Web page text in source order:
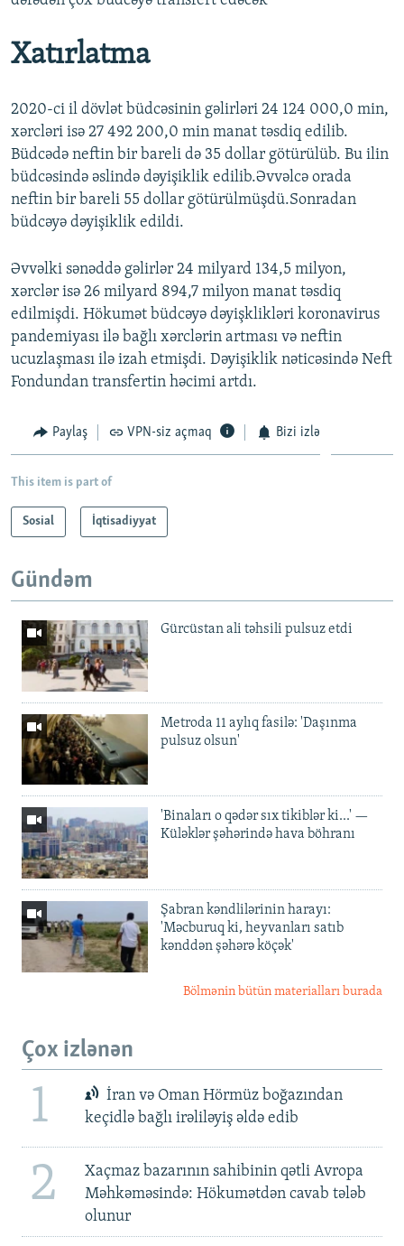
Xatırlatma
2020-ci il dövlət büdcəsinin gəlirləri 24 124 000,0 min,
xərcləri isə 27 492 200,0 min manat təsdiq edilib.
Büdcədə neftin bir bareli də 35 dollar götürülüb. Bu ilin
büdcəsində əslində dəyişiklik edilib.Əvvəlcə orada
neftin bir bareli 55 dollar götürülmüşdü.Sonradan
büdcəyə dəyişiklik edildi.
Əvvəlki sənəddə gəlirlər 24 milyard 134,5 milyon,
xərclər isə 26 milyard 894,7 milyon manat təsdiq
edilmişdi. Hökumət büdcəyə dəyişklikləri koronavirus
pandemiyası ilə bağlı xərclərin artması və neftin
ucuzlaşması ilə izah etmişdi. Dəyişiklik nəticəsində Neft
Fondundan transfertin həcimi artdı.
Paylaş VPN-siz açmaq Bizi izlə
This item is part of
Sosial İqtisadiyyat
Gündəm
Gürcüstan ali təhsili pulsuz etdi
Metroda 11 aylıq fasilə: 'Daşınma
pulsuz olsun'
'Binaları o qədər sıx tikiblər ki...' —
Küləklər şəhərində hava böhranı
Şabran kəndlilərinin harayı:
'Məcburuq ki, heyvanları satıb
kənddən şəhərə köçək'
Bölmənin bütün materialları burada
Çox izlənən
1
İran və Oman Hörmüz boğazından
keçidlə bağlı irəliləyiş əldə edib
2
Xaçmaz bazarının sahibinin qətli Avropa
Məhkəməsində: Hökumətdən cavab tələb
olunur